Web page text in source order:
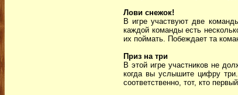
Лови снежок!
В игре участвуют две
каждой команды есть
их поймать. Побеждает та
Приз на три
В этой игре участников не
когда вы услышите цифру
соответственно, тот, кто